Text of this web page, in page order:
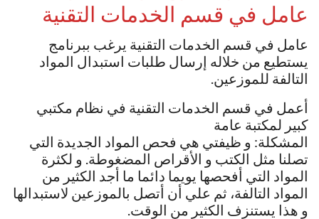
عامل في قسم الخدمات التقنية
عامل في قسم الخدمات التقنية يرغب ببرنامج
يستطيع من خلاله إرسال طلبات استبدال المواد
التالفة للموزعين.
أعمل في قسم الخدمات التقنية في نظام مكتبي
كبير لمكتبة عامة
المشكلة: و ظيفتي هي فحص المواد الجديدة التي
تصلنا مثل الكتب و الأقراص المضغوطة. و لكثرة
المواد التي أفحصها يويما دائما ما أجد الكثير من
المواد التالفة، ثم علي أن أتصل بالموزعين لاستبدالها
و هذا يستنزف الكثير من الوقت.